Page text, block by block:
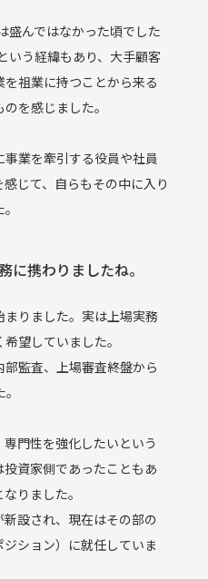
盛んではなかった頃でした
いう経緯もあり、大手顧客
祖業に持つことから来る
を感じました。
業を牽引する役員や社員
じて、自らもその中に入り
に携わりましたね。
りました。実は上場実務
望していました。
監査、上場審査終盤から
門性を強化したいという
資家側であったこともあ
りました。
設され、現在はその部の
ション）に就任していま